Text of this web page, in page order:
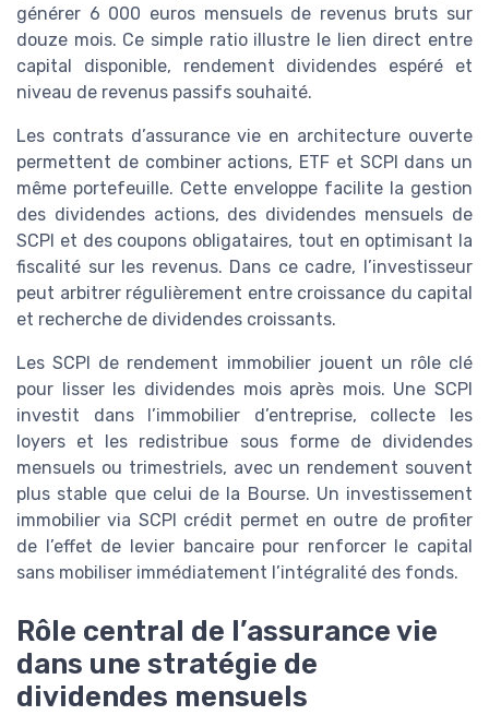
générer 6 000 euros mensuels de revenus bruts sur
douze mois. Ce simple ratio illustre le lien direct entre
capital disponible, rendement dividendes espéré et
niveau de revenus passifs souhaité.
Les contrats d’assurance vie en architecture ouverte
permettent de combiner actions, ETF et SCPI dans un
même portefeuille. Cette enveloppe facilite la gestion
des dividendes actions, des dividendes mensuels de
SCPI et des coupons obligataires, tout en optimisant la
fiscalité sur les revenus. Dans ce cadre, l’investisseur
peut arbitrer régulièrement entre croissance du capital
et recherche de dividendes croissants.
Les SCPI de rendement immobilier jouent un rôle clé
pour lisser les dividendes mois après mois. Une SCPI
investit dans l’immobilier d’entreprise, collecte les
loyers et les redistribue sous forme de dividendes
mensuels ou trimestriels, avec un rendement souvent
plus stable que celui de la Bourse. Un investissement
immobilier via SCPI crédit permet en outre de profiter
de l’effet de levier bancaire pour renforcer le capital
sans mobiliser immédiatement l’intégralité des fonds.
Rôle central de l’assurance vie
dans une stratégie de
dividendes mensuels